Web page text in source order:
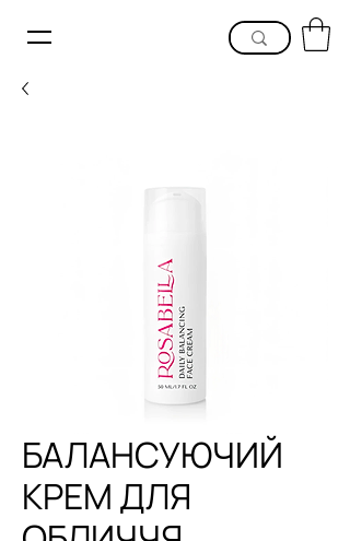
БАЛАНСУЮЧИЙ
КРЕМ ДЛЯ